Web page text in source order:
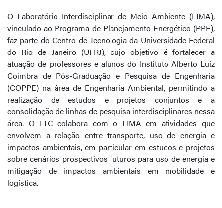
O Laboratório Interdisciplinar de Meio Ambiente (LIMA),
vinculado ao Programa de Planejamento Energético (PPE),
faz parte do Centro de Tecnologia da Universidade Federal
do Rio de Janeiro (UFRJ), cujo objetivo é fortalecer a
atuação de professores e alunos do Instituto Alberto Luiz
Coimbra de Pós-Graduação e Pesquisa de Engenharia
(COPPE) na área de Engenharia Ambiental, permitindo a
realização de estudos e projetos conjuntos e a
consolidação de linhas de pesquisa interdisciplinares nessa
área. O LTC colabora com o LIMA em atividades que
envolvem a relação entre transporte, uso de energia e
impactos ambientais, em particular em estudos e projetos
sobre cenários prospectivos futuros para uso de energia e
mitigação de impactos ambientais em mobilidade e
logística.